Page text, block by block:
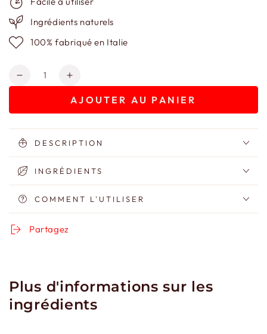
Ingrédients naturels
100% fabriqué en Italie
Quantité
Réduire
Sérum
Anti-
Âge
Vassilissa
Augmenter
quantité
Sérum
Anti-
Âge
Vassilissa
AJOUTER AU PANIER
DESCRIPTION
INGRÉDIENTS
COMMENT L'UTILISER
Partagez
Plus d'informations sur les
ingrédients